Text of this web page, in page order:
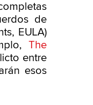
de
EULA)
The
entre
esos